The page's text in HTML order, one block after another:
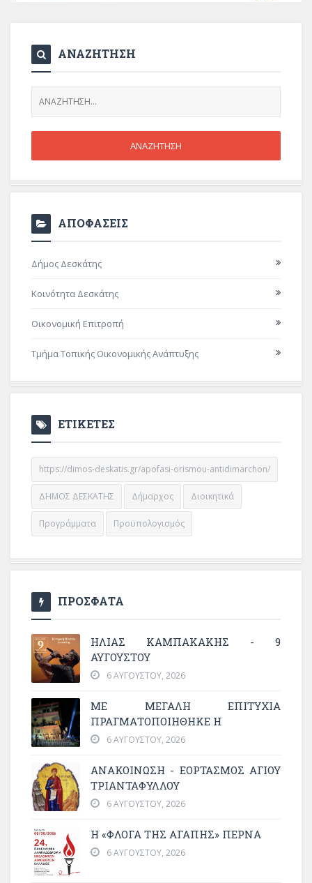
ΑΝΑΖΗΤΗΣΗ
ΑΠΟΦΑΣΕΙΣ
Δήμος Δεσκάτης
Κοινότητα Δεσκάτης
Οικονομική Επιτροπή
Τμήμα Τοπικής Οικονομικής Ανάπτυξης
ΕΤΙΚΕΤΕΣ
https://dimos-deskatis.gr/apofasi-orismou-antidimarchon/
ΔΗΜΟΣ ΔΕΣΚΑΤΗΣ Δήμαρχος Διοικητικά
Προγράμματα Προϋπολογισμός
ΠΡΟΣΦΑΤΑ
ΗΛΙΑΣ ΚΑΜΠΑΚΑΚΗΣ - 9
ΑΥΓΟΥΣΤΟΥ
6 ΑΥΓΟΎΣΤΟΥ, 2026
ΜΕ ΜΕΓΆΛΗ ΕΠΙΤΥΧΊΑ
ΠΡΑΓΜΑΤΟΠΟΙΉΘΗΚΕ Η
6 ΑΥΓΟΎΣΤΟΥ, 2026
ΑΝΑΚΟΙΝΩΣΗ - ΕΟΡΤΑΣΜΟΣ ΑΓΙΟΥ
ΤΡΙΑΝΤΑΦΥΛΛΟΥ
6 ΑΥΓΟΎΣΤΟΥ, 2026
Η «ΦΛΌΓΑ ΤΗΣ ΑΓΆΠΗΣ» ΠΕΡΝΆ
6 ΑΥΓΟΎΣΤΟΥ, 2026